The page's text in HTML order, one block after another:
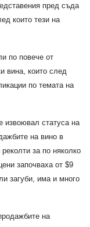
пред съда
които тези на
по повече от
вина, които след
по темата на
извоювал статуса на
на вино в
за по няколко
започваха от $9
загуби, има и много
на